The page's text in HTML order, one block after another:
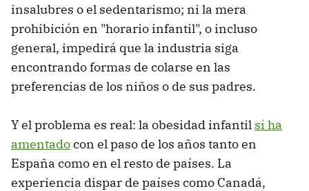
insalubres o el sedentarismo; ni la mera
prohibición en "horario infantil", o incluso
general, impedirá que la industria siga
encontrando formas de colarse en las
preferencias de los niños o de sus padres.
Y el problema es real: la obesidad infantil sí ha
amentadocon el paso de los años tanto en
España como en el resto de países. La
experiencia dispar de países como Canadá,